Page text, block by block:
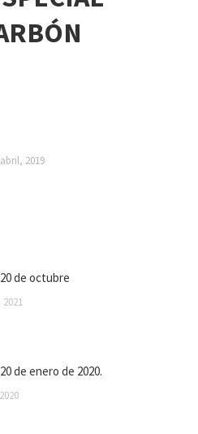
2019
de octubre
de enero de 2020.